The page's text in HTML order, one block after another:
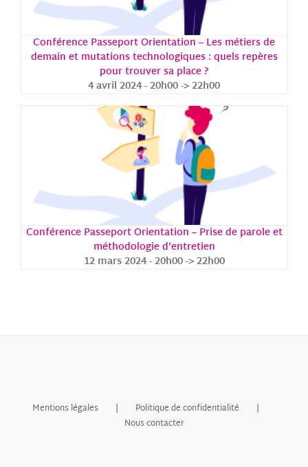
Conférence Passeport Orientation – Les métiers de
demain et mutations technologiques : quels repères
pour trouver sa place ?
4 avril 2024 - 20h00->22h00
Conférence Passeport Orientation – Prise de parole et
méthodologie d’entretien
12 mars 2024 - 20h00->22h00
Mentions légales
Politique de confidentialité
Nous contacter